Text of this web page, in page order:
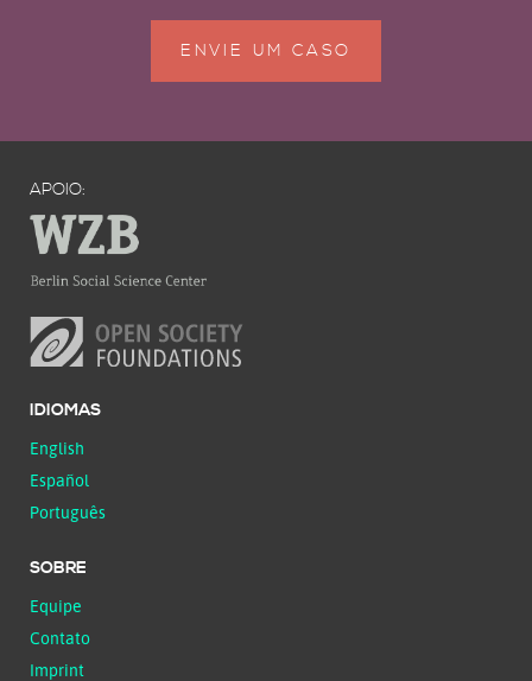
ENVIE UM CASO
APOIO:
IDIOMAS
English
Español
Português
SOBRE
Equipe
Contato
Imprint